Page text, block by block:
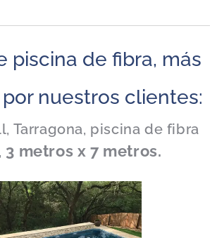
piscina de fibra, más
nuestros clientes:
Tarragona, piscina de fibra
3 metros x 7 metros.